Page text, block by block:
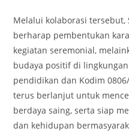
Melalui kolaborasi tersebut,
berharap pembentukan
kegiatan seremonial,
budaya positif di
pendidikan dan Kodim
terus berlanjut untuk
berdaya saing, serta siap
dan kehidupan